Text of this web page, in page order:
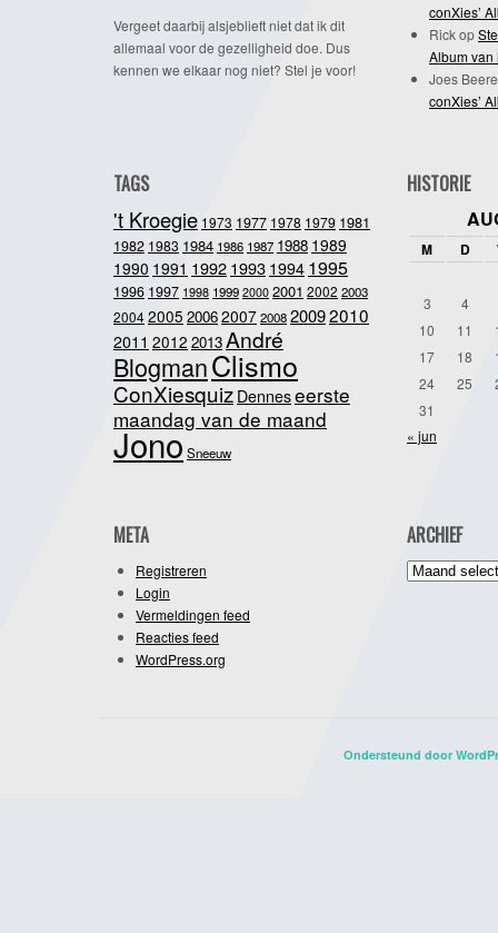
Vergeet daarbij alsjeblieft niet dat ik dit
allemaal voor de gezelligheid doe. Dus
kennen we elkaar nog niet? Stel je voor!
conXies’
Rickop
Album van
Joes
conXies’
TAGS
't Kroegie 1973 1977 1978 1979 1981
1982 1983 1984 1986 1987 1988 1989
1990 1991 19921993 1994 1995
1996 1997 1998 1999 2000 2001 2002 2003
20042005 20062007200820092010
2011 2012 2013André
BlogmanClismo
ConXiesquiz Denneseerste
maandag van de maand
JonoSneeuw
HISTORIE
M D
3
4
10
11
17
18
24
25
31
« jun
META
Registreren
Login
Vermeldingen feed
Reacties feed
WordPress.org
ARCHIEF
Archief
Ondersteund door